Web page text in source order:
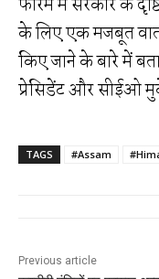
के लिए एक मजबूत
किए जाने के बारे में
प्रेसिडेंट और सीईओ
TAGS #Assam
Previous article